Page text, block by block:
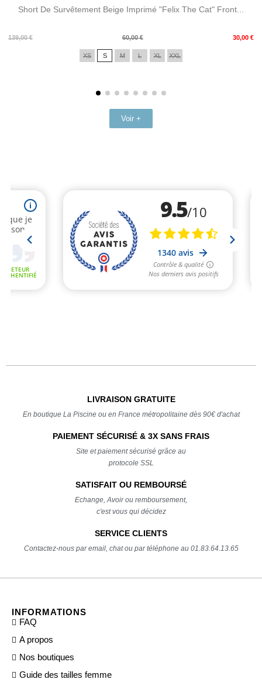
Short De Survêtement Beige Imprimé "Felix The Cat" Front...
139,00 €
Prix
60,00 € 30,00 €
Prix
XS S M L XL XXL
Voir +
LIVRAISON GRATUITE
En boutique La Piscine ou en France métropolitaine dès 90€ d'achat
PAIEMENT SÉCURISÉ & 3X SANS FRAIS
Site et paiement sécurisé grâce au
protocole SSL
SATISFAIT OU REMBOURSÉ
Echange, Avoir ou remboursement,
c'est vous qui décidez
SERVICE CLIENTS
Contactez-nous par email, chat ou par téléphone au 01.83.64.13.65
INFORMATIONS
FAQ
A propos
Nos boutiques
Guide des tailles femme